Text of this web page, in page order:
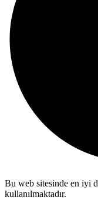
Bu web sitesinde en iyi
kullanılmaktadır.